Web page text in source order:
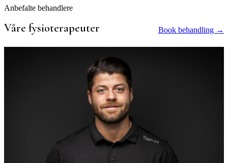
Anbefalte behandlere
Våre fysioterapeuter Book behandling →